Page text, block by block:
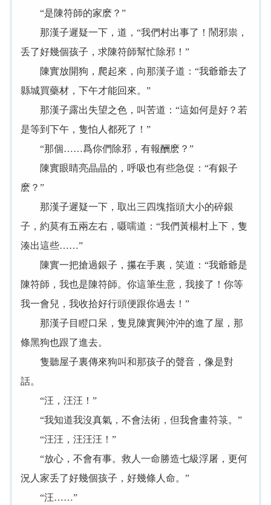
“是陳符師的家麽？”
那漢子遲疑一下，道，“我們村出事了！鬧邪祟，
丢了好幾個孩子，求陳符師幫忙除邪！”
陳實放開狗，爬起來，向那漢子道：“我爺爺去了
縣城買藥材，下午才能回來。”
那漢子露出失望之色，叫苦道：“這如何是好？若
是等到下午，隻怕人都死了！”
“那個……爲你們除邪，有報酬麽？”
陳實眼睛亮晶晶的，呼吸也有些急促：“有銀子
麽？”
那漢子遲疑一下，取出三四塊指頭大小的碎銀
子，約莫有五兩左右，嗫嚅道：“我們黃楊村上下，隻
湊出這些……”
陳實一把搶過銀子，攥在手裏，笑道：“我爺爺是
陳符師，我也是陳符師。你這筆生意，我接了！你等
我一會兒，我收拾好行頭便跟你過去！”
那漢子目瞪口呆，隻見陳實興沖沖的進了屋，那
條黑狗也跟了進去。
隻聽屋子裏傳來狗叫和那孩子的聲音，像是對
話。
“汪，汪汪！”
“我知道我沒真氣，不會法術，但我會畫符箓。”
“汪汪，汪汪汪！”
“放心，不會有事。救人一命勝造七級浮屠，更何
況人家丢了好幾個孩子，好幾條人命。”
“汪……”